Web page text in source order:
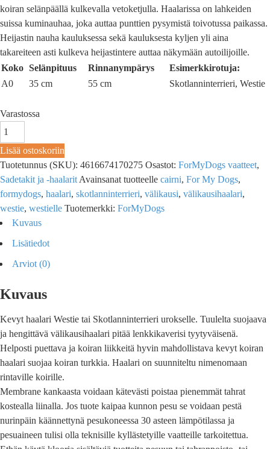
koiran selänpäällä kulkevalla vetoketjulla. Haalarissa on lahkeiden
suissa kuminauhaa, joka auttaa punttien pysymistä toivotussa paikassa.
Heijastin nauha kauluksessa sekä kauluksesta kyljen yli aina
takareiteen asti kulkeva heijastintere auttaa näkymään autoilijoille.
Koko Selänpituus Rinnanympärys
Esimerkkirotuja:
A0
35 cm 55 cm Skotlanninterrieri, Westie
Varastossa
Lisää ostoskoriin
Tuotetunnus (SKU): 4616674170275 Osastot: ForMyDogs vaatteet,
Sadetakit ja -haalarit Avainsanat tuotteelle cairni, For My Dogs,
formydogs, haalari, skotlanninterrieri, välikausi, välikausihaalari,
westie, westielle Tuotemerkki: ForMyDogs
Kuvaus
Lisätiedot
Arviot (0)
Kuvaus
Kevyt haalari Westie tai Skotlanninterrieri urokselle. Tuulelta suojaava
ja hengittävä välikausihaalari pitää lenkkikaverisi tyytyväisenä.
Helposti puettava ja koiran liikkeitä hyvin mahdollistava kevyt koiran
haalari suojaa koiran turkkia. Haalari on suunniteltu nimenomaan
rintaville koirille.
Membrane kankaasta voidaan kätevästi poistaa pienemmät tahrat
kostealla liinalla. Jos tuote kaipaa kunnon pesu se voidaan pestä
nurinpäin käännettynä pesukoneessa 30 asteen lämpötilassa ja
pesuaineen tulisi olla teknisille kyllästetyille vaatteille tarkoitettua.